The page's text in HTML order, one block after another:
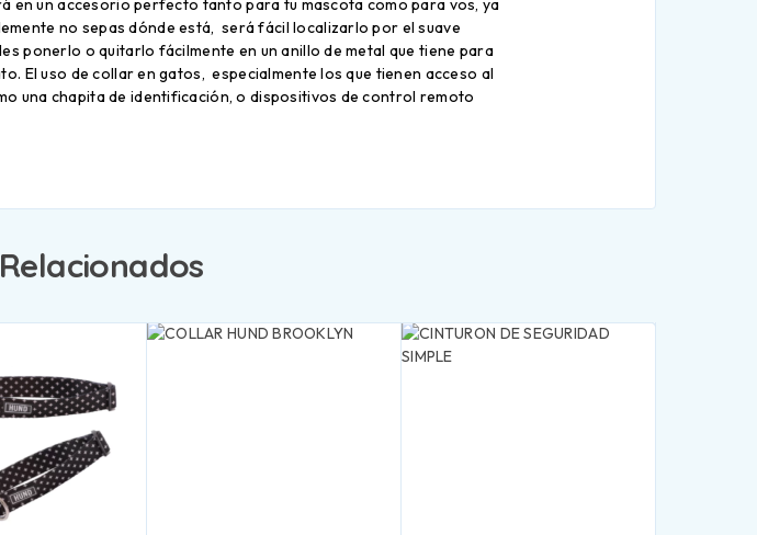
un accesorio perfecto tanto para tu mascota como para vos, ya
no sepas dónde está, será fácil localizarlo por el suave
ponerlo o quitarlo fácilmente en un anillo de metal que tiene para
El uso de collar en gatos, especialmente los que tienen acceso al
una chapita de identificación, o dispositivos de control remoto